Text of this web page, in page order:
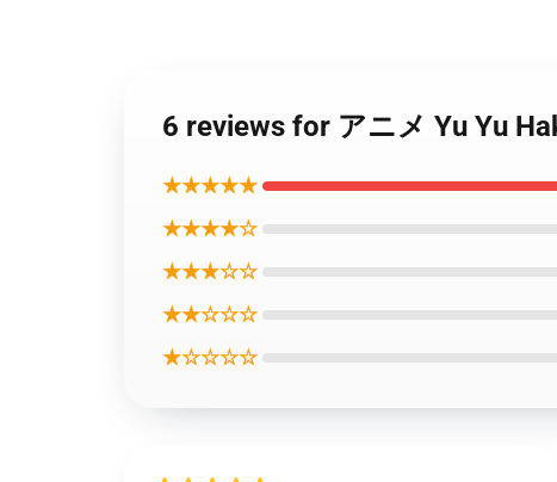
6 reviews for アニメ Yu Yu
★★★★★
★★★★☆
★★★☆☆
★★☆☆☆
★☆☆☆☆